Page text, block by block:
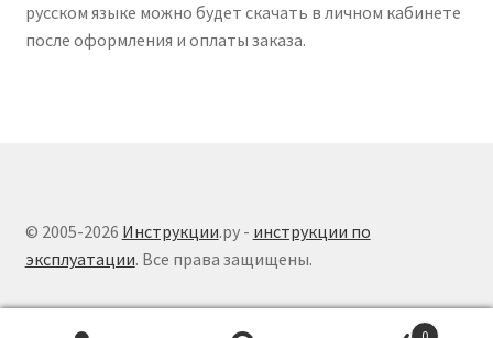
русском языке можно будет скачать в личном кабинете
после оформления и оплаты заказа.
© 2005-2026 Инструкции.ру - инструкции по
эксплуатации. Все права защищены.